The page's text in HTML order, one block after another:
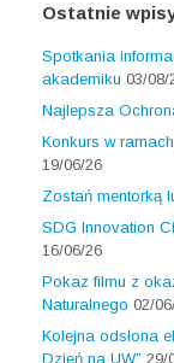
Ostatnie
Spotkania
akademiku 03/08/
Najlepsza
Konkurs w
19/06/26
Zostań mentorką
SDG Innovation
16/06/26
Pokaz filmu z
Naturalnego 02/
Kolejna odsłona
Dzień na UW” 29/